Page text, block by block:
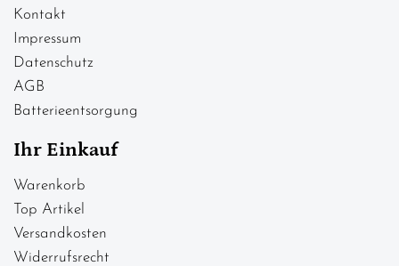
Kontakt
Impressum
Datenschutz
AGB
Batterieentsorgung
Ihr Einkauf
Warenkorb
Top Artikel
Versandkosten
Widerrufsrecht